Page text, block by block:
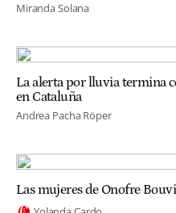
Miranda Solana
La alerta por lluvia termina
en Cataluña
Andrea Pacha Röper
Las mujeres de Onofre